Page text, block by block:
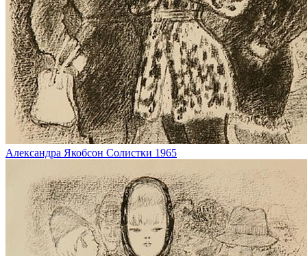
Александра Якобсон Солистки 1965